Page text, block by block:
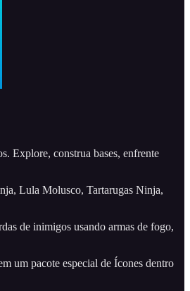
Explore, construa bases, enfrente
Lula Molusco, Tartarugas Ninja,
de inimigos usando armas de fogo,
um pacote especial de Ícones dentro